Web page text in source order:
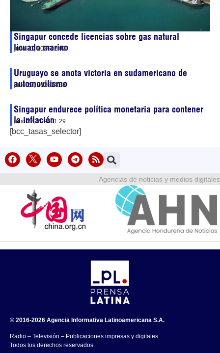
Singapur concede licencias sobre gas natural
licuado marino
julio 31, 202602:02
Uruguayo se anota victoria en sudamericano de
automovilismo
julio 27, 202614:58
Singapur endurece política monetaria para contener
la inflación
julio 27, 202601:29
[bcc_tasas_selector]
Agencias de noticias y medios digitales
© 2016-2026 Agencia Informativa Latinoamericana S.A.
Radio – Televisión – Publicaciones impresas y digitales.
Todos los derechos reservados.